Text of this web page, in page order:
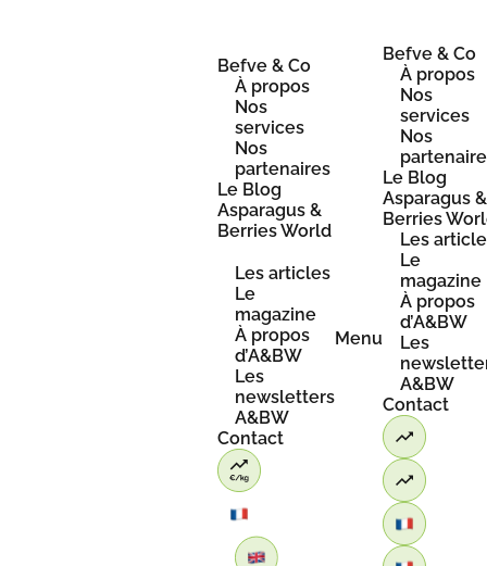
Befve & Co
À propos
Nos
services
Nos
partenaires
Le Blog
Asparagus &
Berries World
Les articles
Le
magazine
À propos
d’A&BW
Les
newsletters
A&BW
Contact
Menu
Befve & Co
À propos
Nos
services
Nos
Le Blog
Asparagus &
Berries
Les
Le
magazine
À propos
d’A&BW
Les
A&BW
Contact